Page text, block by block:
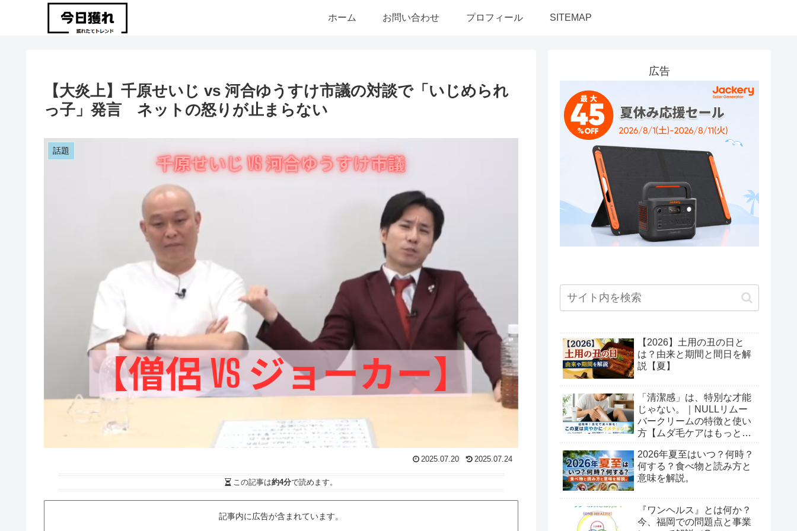
ホーム お問い合わせ プロフィール SITEMAP
【大炎上】千原せいじ vs 河合ゆうすけ市議の対談で「いじめられ
っ子」発言 ネットの怒りが止まらない
話題
2025.07.20 2025.07.24
この記事は約4分で読めます。
記事内に広告が含まれています。
広告
【2026】土用の丑の日と
は？由来と期間と間日を解
説【夏】
「清潔感」は、特別な才能
じゃない。｜NULLリムー
バークリームの特徴と使い
方【ムダ毛ケアはもっと簡
2026年夏至はいつ？何時？
何する？食べ物と読み方と
意味を解説。
『ワンヘルス』とは何か？
今、福岡での問題点と事業